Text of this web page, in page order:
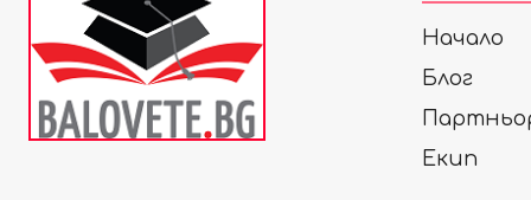
Начало
Блог
Екип